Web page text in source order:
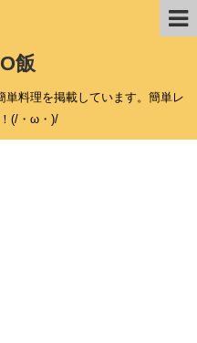
飯
単料理を掲載しています。簡単レ
(/・ω・)/